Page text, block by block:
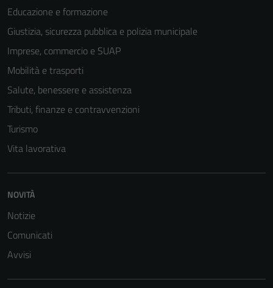
Educazione e formazione
Giustizia, sicurezza pubblica e polizia municipale
Imprese, commercio e SUAP
Mobilità e trasporti
Salute, benessere e assistenza
Tributi, finanze e contravvenzioni
Turismo
Vita lavorativa
NOVITÀ
Notizie
Comunicati
Avvisi